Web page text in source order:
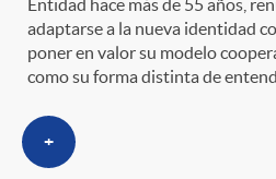
Entidad hace más de 55 años,
adaptarse a la nueva identidad
poner en valor su modelo
como su forma distinta de
+